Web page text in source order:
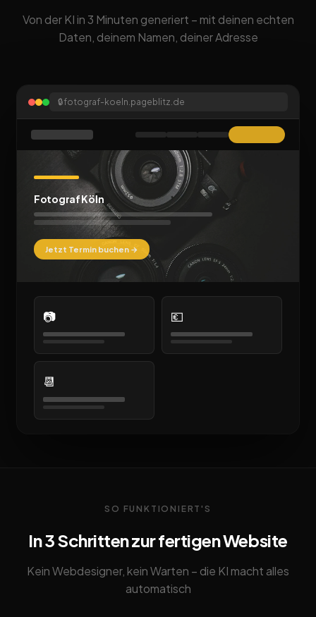
Von der KI in 3 Minuten generiert – mit deinen echten
Daten, deinem Namen, deiner Adresse
🔒fotograf-koeln.pageblitz.de
Fotograf Köln
Jetzt Termin buchen →
📷 💶
📆
SO FUNKTIONIERT'S
In 3 Schritten zur fertigen Website
Kein Webdesigner, kein Warten – die KI macht alles
automatisch